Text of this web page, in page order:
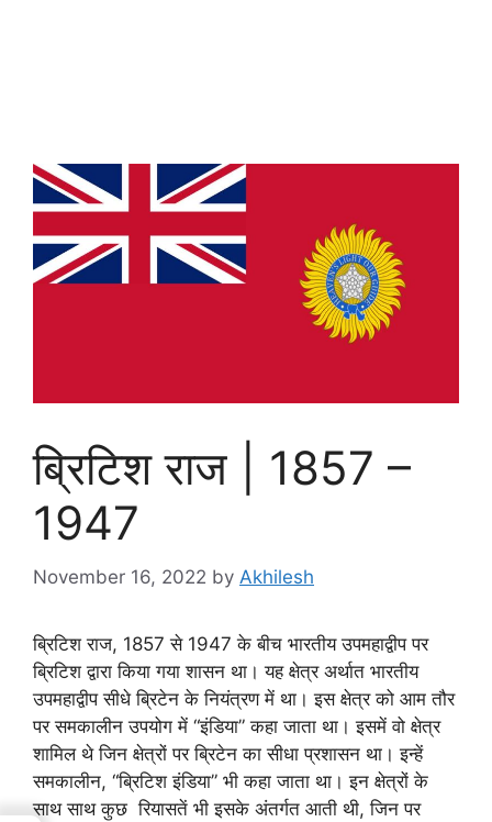
ब्रिटिश राज | 1857 –
1947
November 16, 2022 by Akhilesh
ब्रिटिश राज, 1857 से 1947 के बीच भारतीय उपमहाद्वीप पर
ब्रिटिश द्वारा किया गया शासन था। यह क्षेत्र अर्थात भारतीय
उपमहाद्वीप सीधे ब्रिटेन के नियंत्रण में था। इस क्षेत्र को आम तौर
पर समकालीन उपयोग में “इंडिया” कहा जाता था‌। इसमें वो क्षेत्र
शामिल थे जिन क्षेत्रों पर ब्रिटेन का सीधा प्रशासन था। इन्हें
समकालीन, “ब्रिटिश इंडिया” भी कहा जाता था। इन क्षेत्रों के
साथ साथ कुछ रियासतें भी इसके अंतर्गत आती थी, जिन पर